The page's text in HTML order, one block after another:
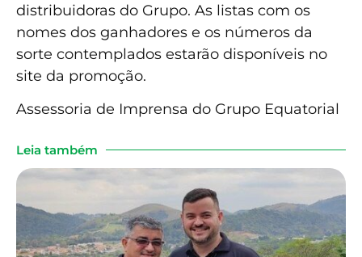
distribuidoras do Grupo. As listas com os
nomes dos ganhadores e os números da
sorte contemplados estarão disponíveis no
site da promoção.
Assessoria de Imprensa do Grupo Equatorial
Leia também